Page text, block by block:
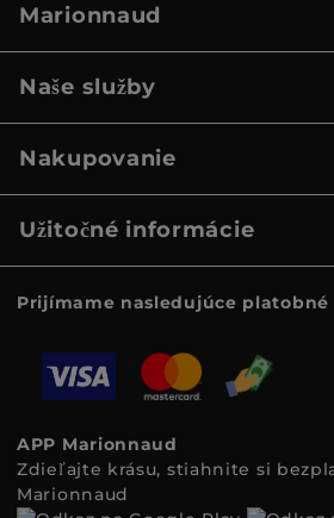
Marionnaud
Naše služby
Nakupovanie
Užitočné informácie
Prijímame nasledujúce platobné
APP Marionnaud
Zdieľajte krásu, stiahnite si
Marionnaud